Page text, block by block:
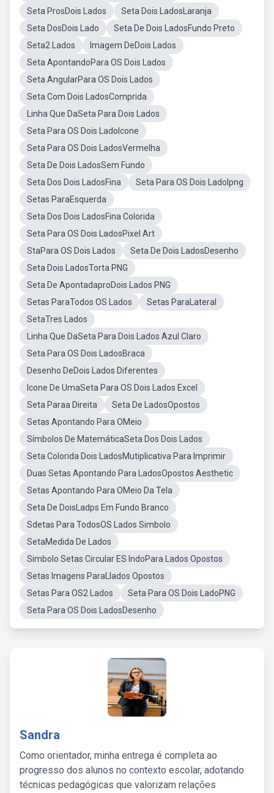
Seta ProsDois Lados
Seta Dois LadosLaranja
Seta DosDois Lado
Seta De Dois LadosFundo Preto
Seta2 Lados
Imagem DeDois Lados
Seta ApontandoPara OS Dois Lados
Seta AngularPara OS Dois Lados
Seta Com Dois LadosComprida
Linha Que DaSeta Para Dois Lados
Seta Para OS Dois LadoIcone
Seta Para OS Dois LadosVermelha
Seta De Dois LadosSem Fundo
Seta Dos Dois LadosFina
Seta Para OS Dois LadoIpng
Setas ParaEsquerda
Seta Dos Dois LadosFina Colorida
Seta Para OS Dois LadosPixel Art
StaPara OS Dois Lados
Seta De Dois LadosDesenho
Seta Dois LadosTorta PNG
Seta De ApontadaproDois Lados PNG
Setas ParaTodos OS Lados
Setas ParaLateral
SetaTres Lados
Linha Que DaSeta Para Dois Lados Azul Claro
Seta Para OS Dois LadosBraca
Desenho DeDois Lados Diferentes
Icone De UmaSeta Para OS Dois Lados Excel
Seta Paraa Direita
Seta De LadosOpostos
Setas Apontando Para OMeio
Símbolos De MatemáticaSeta Dos Dois Lados
Seta Colorida Dois LadosMutiplicativa Para Imprimir
Duas Setas Apontando Para LadosOpostos Aesthetic
Setas Apontando Para OMeio Da Tela
Seta De DoisLadps Em Fundo Branco
Sdetas Para TodosOS Lados Simbolo
SetaMedida De Lados
Simbolo Setas Circular ES IndoPara Lados Opostos
Setas Imagens ParaLlados Opostos
Setas Para OS2 Lados
Seta Para OS Dois LadoPNG
Seta Para OS Dois LadosDesenho
Sandra
Como orientador, minha entrega é completa ao
progresso dos alunos no contexto escolar, adotando
técnicas pedagógicas que valorizam relações